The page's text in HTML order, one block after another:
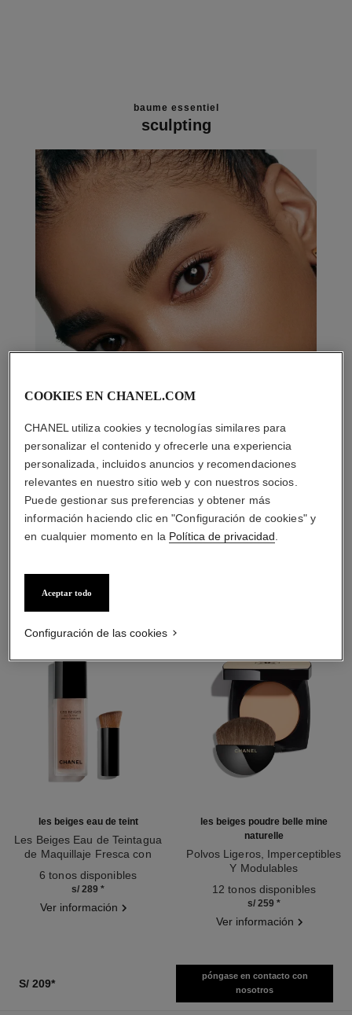
baume essentiel
sculpting
les beiges eau de teint
Les Beiges Eau de Teintagua
de Maquillaje Fresca con
Efecto Piel Desnuda. Brillo
Natural Y Luminoso.
6 tonos disponibles
s/ 289 *
Ver información
les beiges poudre belle mine
naturelle
Polvos Ligeros, Imperceptibles
Y Modulables
12 tonos disponibles
s/ 259 *
Ver información
S/ 209*
póngase en contacto con
nosotros
COOKIES EN CHANEL.COM
CHANEL utiliza cookies y tecnologías similares para
personalizar el contenido y ofrecerle una experiencia
personalizada, incluidos anuncios y recomendaciones
relevantes en nuestro sitio web y con nuestros socios.
Puede gestionar sus preferencias y obtener más
información haciendo clic en "Configuración de cookies" y
en cualquier momento en la Política de privacidad
Aceptar todo
Configuración de las cookies